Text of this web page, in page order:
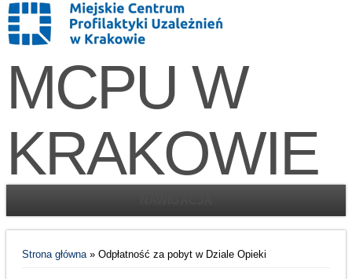
MCPU W
KRAKOWIE
Strona główna» Odpłatność za pobyt w Dziale Opieki